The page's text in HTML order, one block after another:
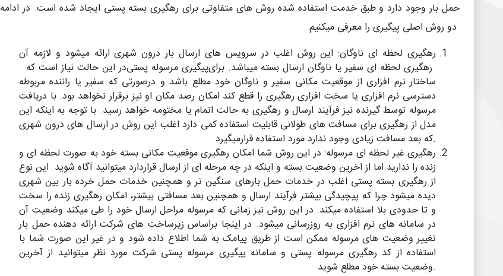
حمل بار وجود دارد و طبق خدمت استفاده شده روش های متفاوتی برای رهگیری بسته پستی ایجاد شده است. در ادامه
دو روش اصلی پیگیری را معرفی میکنیم.
رهگیری لحظه ای ناوگان: این روش اغلب در سرویس های ارسال بار درون شهری ارائه میشود و لازمه آن
پیگیری مرسوله پستی
ساختار نرم افزاری از موقعیت مکانی سفیر و ناوگان خود مطلع باشد و درصورتی که سفیر یا راننده مربوطه
دسترسی نرم افزاری یا سخت افزاری رهگیری را قطع کند امکان رصد مکان او نیز برقرار نخواهد بود. با دریافت
مرسوله توسط گیرنده نیز فرآیند ارسال و رهگیری به حالت اتمام یا مختومه خواهد رسید. با توجه به اینکه این
مدل از رهگیری برای مسافت های طولانی قابلیت استفاده کمی دارد اغلب این روش در ارسال های درون شهری
که بعد مسافت زیادی وجود ندارد مورد استفاده قرارمیگیرد.
رهگیری غیر لحظه ای مرسوله: در این روش شما امکان رهگیری موقعیت مکانی بسته خود به صورت لحظه ای و
زنده را ندارید اما از اخرین وضعیت بسته و اینکه در چه مرحله ای از ارسال قراردارد میتوانید آگاه شوید. این نوع
از رهگیری بسته پستی اغلب در خدمات حمل بارهای سنگین تر و همچنین خدمات حمل خرده بار بین شهری
دیده میشود چرا که پیچیدگی بیشتر فرآیند ارسال و همچنین بعد مسافتی بیشتر، امکان رهگیری زنده را سخت
و تا حدودی بلا استفاده میکند. در این روش نیز زمانی که مرسوله مراحل ارسال خود را طی میکند وضعیت آن
در سامانه های نرم افزاری به روزرسانی میشود. در اینجا براساس زیرساخت های شرکت ارائه دهنده حمل بار
تغییر وضعیت های مرسوله ممکن است از طریق پیامک به شما اطلاع داده شود و در غیر این صورت شما با
استفاده از کد رهگیری مرسوله پستی و سامانه پیگیری مرسوله پستی شرکت مورد نظر میتوانید از آخرین
وضعیت بسته خود مطلع شوید.